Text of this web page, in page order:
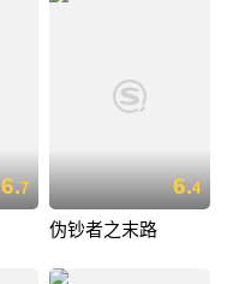
6.7 6.4
伪钞者之末路